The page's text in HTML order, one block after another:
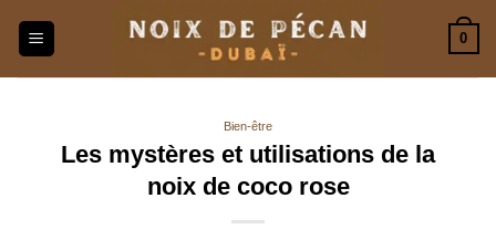
0
Bien-être
Les mystères et utilisations de la
noix de coco rose